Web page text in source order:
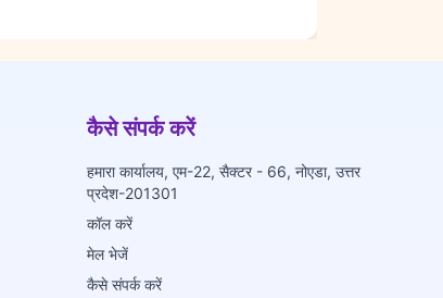
कैसे संपर्क करें
हमारा कार्यालय, एम-22, सैक्टर - 66, नोएडा, उत्तर
प्रदेश-201301
कॉल करें
मेल भेजें
कैसे संपर्क करें